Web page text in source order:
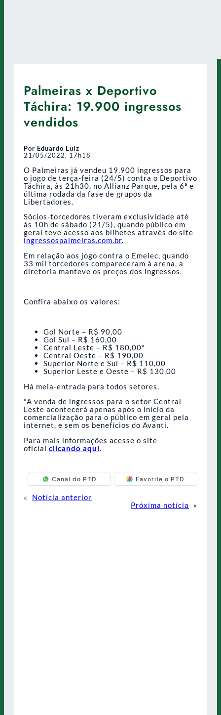
Palmeiras x Deportivo
Táchira: 19.900 ingressos
vendidos
Por Eduardo Luiz
21/05/2022, 17h18
O Palmeiras já vendeu 19.900 ingressos para
o jogo de terça-feira (24/5) contra o Deportivo
Táchira, às 21h30, no Allianz Parque, pela 6ª e
última rodada da fase de grupos da
Libertadores.
Sócios-torcedores tiveram exclusividade até
às 10h de sábado (21/5), quando público em
geral teve acesso aos bilhetes através do site
ingressospalmeiras.com.br.
Em relação aos jogo contra o Emelec, quando
33 mil torcedores compareceram à arena, a
diretoria manteve os preços dos ingressos.
Confira abaixo os valores:
Gol Norte – R$ 90,00
Gol Sul – R$ 160,00
Central Leste – R$ 180,00*
Central Oeste – R$ 190,00
Superior Norte e Sul – R$ 110,00
Superior Leste e Oeste – R$ 130,00
Há meia-entrada para todos setores.
*A venda de ingressos para o setor Central
Leste acontecerá apenas após o início da
comercialização para o público em geral pela
internet, e sem os benefícios do Avanti.
Para mais informações acesse o site
oficial clicando aqui.
Canal do PTD Favorite o PTD
«
Notícia anterior
Próxima notícia
»